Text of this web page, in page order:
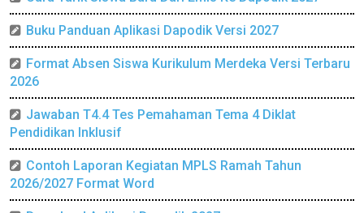
Buku Panduan Aplikasi Dapodik Versi 2027
Format Absen Siswa Kurikulum Merdeka Versi Terbaru
2026
Jawaban T4.4 Tes Pemahaman Tema 4 Diklat
Pendidikan Inklusif
Contoh Laporan Kegiatan MPLS Ramah Tahun
2026/2027 Format Word